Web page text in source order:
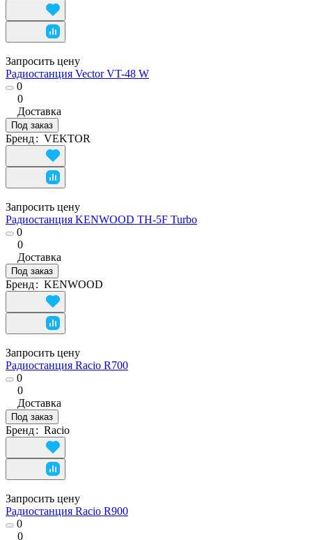
Запросить цену
Радиостанция Vector VT-48 W
0
0
Доставка
Под заказ
Бренд: VEKTOR
Запросить цену
Радиостанция KENWOOD TH-5F Turbo
0
0
Доставка
Под заказ
Бренд: KENWOOD
Запросить цену
Радиостанция Racio R700
0
0
Доставка
Под заказ
Бренд: Racio
Запросить цену
Радиостанция Racio R900
0
0